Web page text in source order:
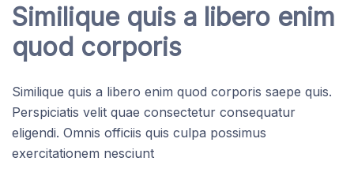
Similique quis a libero enim
quod corporis
Similique quis a libero enim quod corporis saepe quis.
Perspiciatis velit quae consectetur consequatur
eligendi. Omnis officiis quis culpa possimus
exercitationem nesciunt